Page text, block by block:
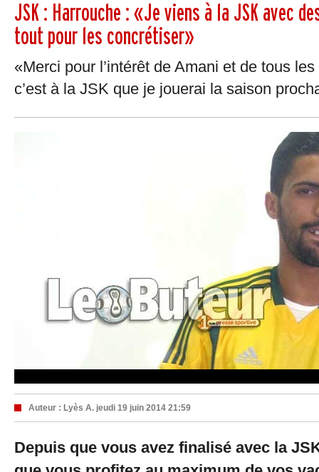
JSK : Harrouche : «Je viens à la JSK avec
tout pour les concrétiser»
«Merci pour l’intérêt de Amani et de tous
c’est à la JSK que je jouerai la saison
Auteur : Lyès A. jeudi 19 juin 2014 21:59
Depuis que vous avez finalisé avec la